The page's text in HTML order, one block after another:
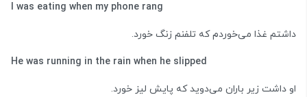
I was eating when my phone rang
داشتم غذا می‌خوردم که تلفنم زنگ خورد.
He was running in the rain when he slipped
او داشت زیر باران می‌دوید که پایش لیز خورد.